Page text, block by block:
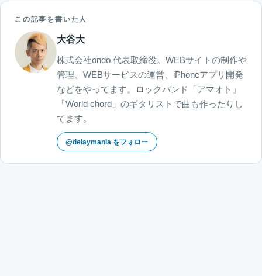
この記事を書いた人
大谷大
株式会社ondo 代表取締役。WEBサイトの制作や
管理、WEBサービスの運営、iPhoneアプリ開発
などをやってます。ロックバンド「アマオト」
「World chord」のギタリストで曲も作ったりし
てます。
@delaymania をフォロー